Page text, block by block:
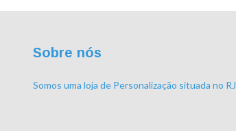
Sobre nós
Somos uma loja de Personalização situada no RJ